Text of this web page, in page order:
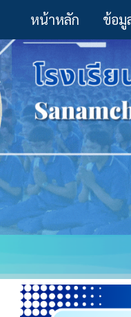
หน้าหลัก ข้อมู